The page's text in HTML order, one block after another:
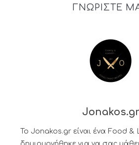
ΓΝΩΡΙΣΤΕ
Το Jonakos.gr είναι ένα Food